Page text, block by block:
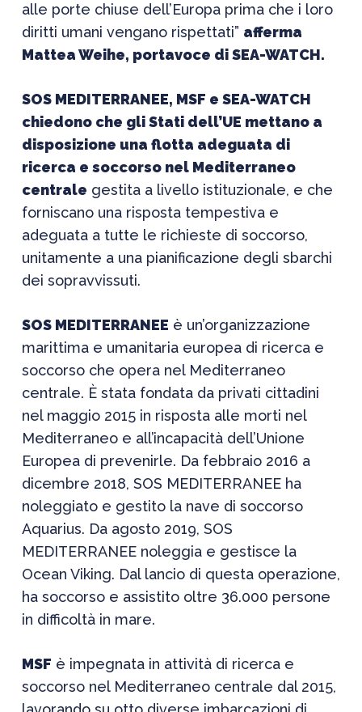
alle porte chiuse dell’Europa prima che i loro
diritti umani vengano rispettati” afferma
Mattea Weihe, portavoce di SEA-WATCH.
SOS MEDITERRANEE, MSF e SEA-WATCH
chiedono che gli Stati dell’UE mettano a
disposizione una flotta adeguata di
ricerca e soccorso nel Mediterraneo
centrale gestita a livello istituzionale, e che
forniscano una risposta tempestiva e
adeguata a tutte le richieste di soccorso,
unitamente a una pianificazione degli sbarchi
dei sopravvissuti.
SOS MEDITERRANEE è un’organizzazione
marittima e umanitaria europea di ricerca e
soccorso che opera nel Mediterraneo
centrale. È stata fondata da privati cittadini
nel maggio 2015 in risposta alle morti nel
Mediterraneo e all’incapacità dell’Unione
Europea di prevenirle. Da febbraio 2016 a
dicembre 2018, SOS MEDITERRANEE ha
noleggiato e gestito la nave di soccorso
Aquarius. Da agosto 2019, SOS
MEDITERRANEE noleggia e gestisce la
Ocean Viking. Dal lancio di questa operazione,
ha soccorso e assistito oltre 36.000 persone
in difficoltà in mare.
MSF è impegnata in attività di ricerca e
soccorso nel Mediterraneo centrale dal 2015,